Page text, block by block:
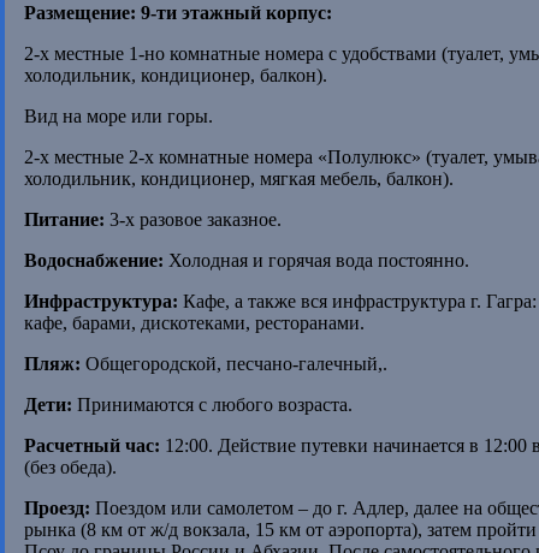
Размещение: 9-ти этажный корпус:
2-х местные 1-но комнатные номера с удобствами (туалет,
холодильник, кондиционер, балкон).
Вид на море или горы.
2-х местные 2-х комнатные номера «Полулюкс» (туалет,
холодильник, кондиционер, мягкая мебель, балкон).
Питание: 3-х разовое заказное.
Водоснабжение: Холодная и горячая вода постоянно.
Инфраструктура: Кафе, а также вся инфраструктура г.
кафе, барами, дискотеками, ресторанами.
Пляж: Общегородской, песчано-галечный,.
Дети: Принимаются с любого возраста.
Расчетный час: 12:00. Действие путевки начинается в 12:00
(без обеда).
Проезд: Поездом или самолетом – до г. Адлер, далее на
рынка (8 км от ж/д вокзала, 15 км от аэропорта), затем